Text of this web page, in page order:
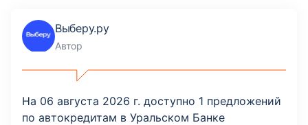
Выберу.ру
Автор
На 06 августа 2026 г. доступно 1 предложений
по автокредитам в Уральском Банке